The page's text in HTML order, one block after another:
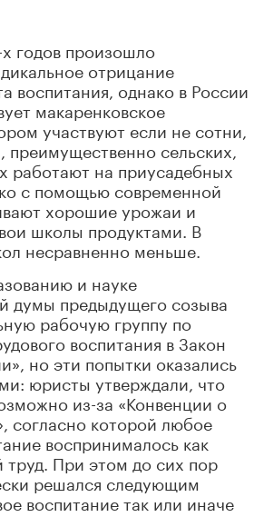
годов произошло
отрицание
воспитания, однако в России
макаренковское
участвуют если не сотни,
преимущественно сельских,
работают на приусадебных
с помощью современной
хорошие урожаи и
школы продуктами. В
несравненно меньше.
и науке
думы предыдущего созыва
рабочую группу по
воспитания в Закон
но эти попытки оказались
юристы утверждали, что
из-за «Конвенции о
согласно которой любое
воспринималось как
труд. При этом до сих пор
решался следующим
воспитание так или иначе